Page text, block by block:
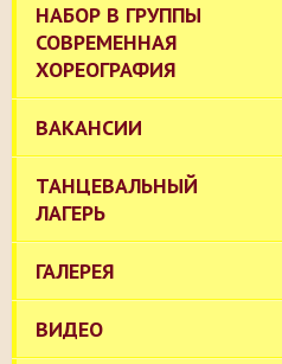
НАБОР В ГРУППЫ
СОВРЕМЕННАЯ
ХОРЕОГРАФИЯ
ВАКАНСИИ
ТАНЦЕВАЛЬНЫЙ
ЛАГЕРЬ
ГАЛЕРЕЯ
ВИДЕО